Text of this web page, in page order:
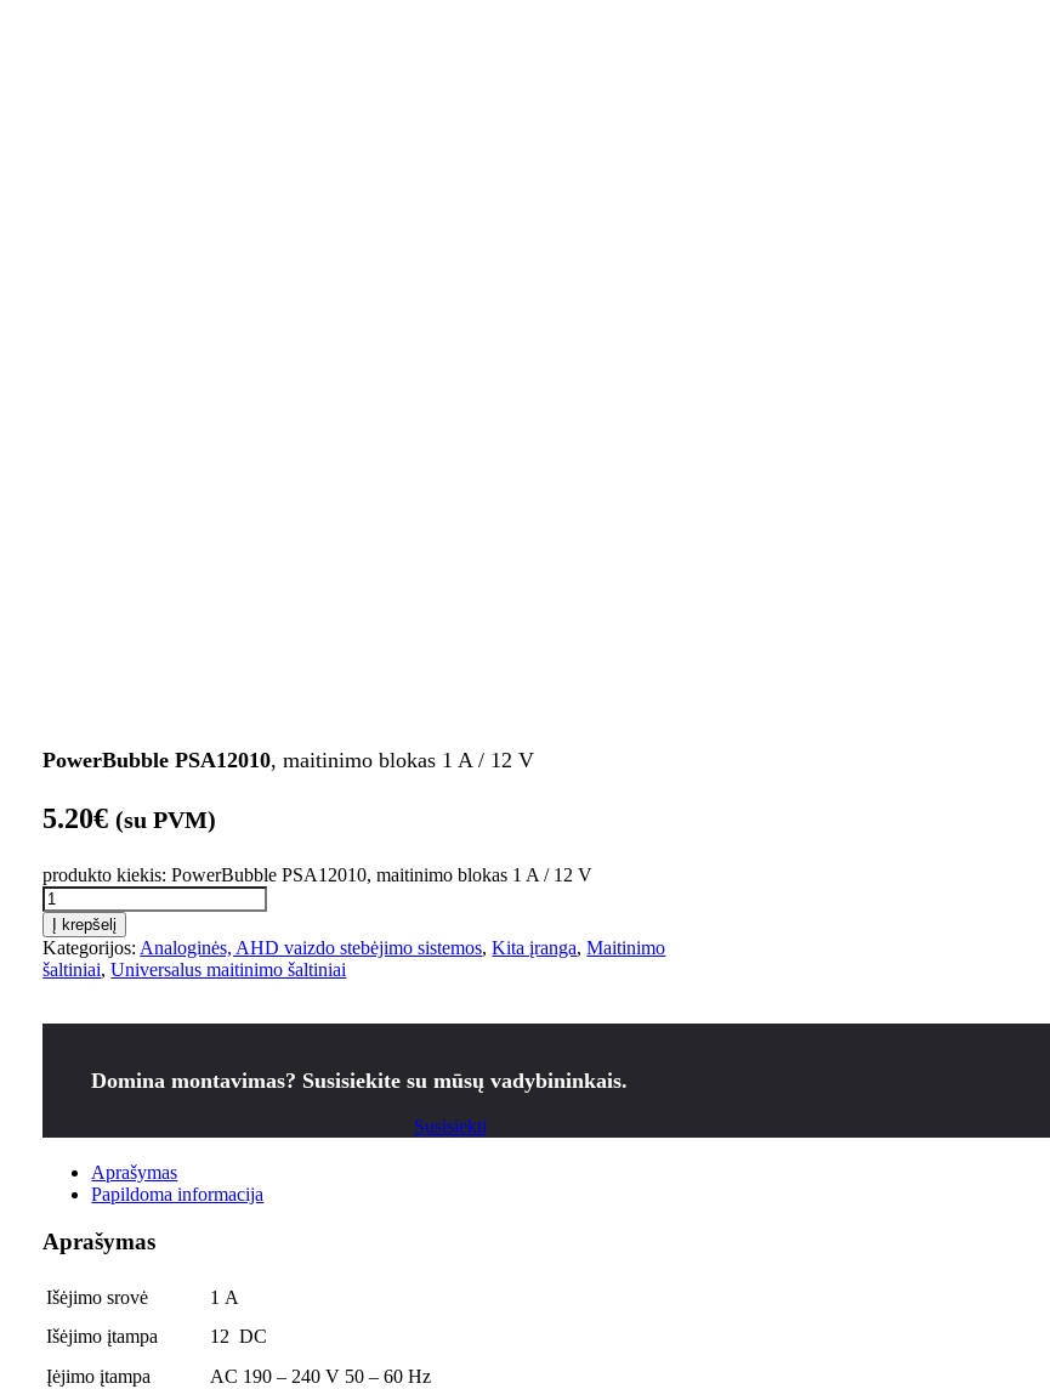
PowerBubble PSA12010, maitinimo blokas 1 A / 12 V
5.20€ (su PVM)
produkto kiekis: PowerBubble PSA12010, maitinimo blokas 1 A / 12 V
Į krepšelį
Kategorijos: Analoginės, AHD vaizdo stebėjimo sistemos,Kita įranga,Maitinimo
šaltiniai,Universalus maitinimo šaltiniai
Domina montavimas? Susisiekite su mūsų vadybininkais.
Susisiekti
Aprašymas
Papildoma informacija
Aprašymas
Išėjimo srovė
1 A
Išėjimo įtampa
12 DC
Įėjimo įtampa
AC 190 – 240 V 50 – 60 Hz